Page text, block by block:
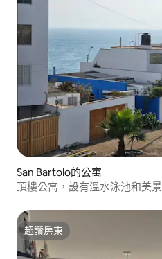
San Bartolo的公寓
頂樓公寓，設有溫水泳池和美景
超讚房東
超讚房東